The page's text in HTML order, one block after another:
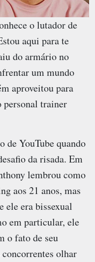
o lutador de
aqui para te
do armário no
um mundo
aproveitou para
personal trainer
de YouTube quando
da risada. Em
lembrou como
aos 21 anos, mas
ele era bissexual
em particular, ele
o fato de seu
olhar